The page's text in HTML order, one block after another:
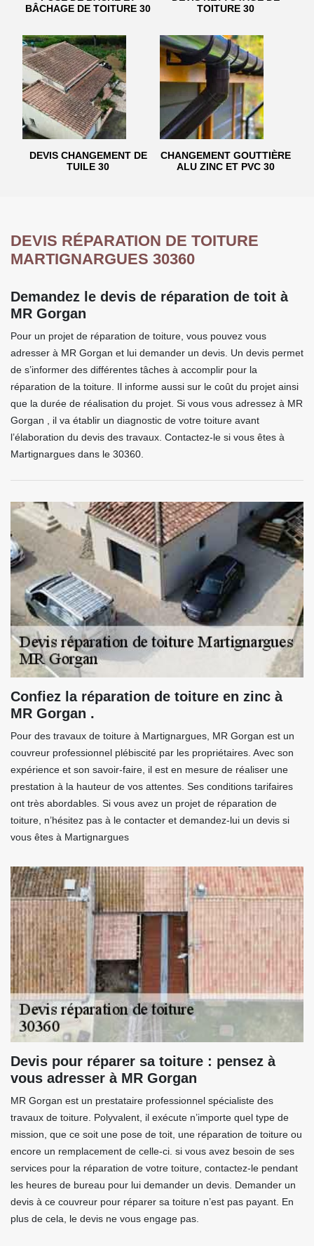
BÂCHAGE DE TOITURE 30
TOITURE 30
DEVIS CHANGEMENT DE
TUILE 30
CHANGEMENT GOUTTIÈRE
ALU ZINC ET PVC 30
DEVIS RÉPARATION DE TOITURE
MARTIGNARGUES 30360
Demandez le devis de réparation de toit à
MR Gorgan
Pour un projet de réparation de toiture, vous pouvez vous
adresser à MR Gorgan et lui demander un devis. Un devis permet
de s’informer des différentes tâches à accomplir pour la
réparation de la toiture. Il informe aussi sur le coût du projet ainsi
que la durée de réalisation du projet. Si vous vous adressez à MR
Gorgan , il va établir un diagnostic de votre toiture avant
l’élaboration du devis des travaux. Contactez-le si vous êtes à
Martignargues dans le 30360.
Confiez la réparation de toiture en zinc à
MR Gorgan .
Pour des travaux de toiture à Martignargues, MR Gorgan est un
couvreur professionnel plébiscité par les propriétaires. Avec son
expérience et son savoir-faire, il est en mesure de réaliser une
prestation à la hauteur de vos attentes. Ses conditions tarifaires
ont très abordables. Si vous avez un projet de réparation de
toiture, n’hésitez pas à le contacter et demandez-lui un devis si
vous êtes à Martignargues
Devis pour réparer sa toiture : pensez à
vous adresser à MR Gorgan
MR Gorgan est un prestataire professionnel spécialiste des
travaux de toiture. Polyvalent, il exécute n’importe quel type de
mission, que ce soit une pose de toit, une réparation de toiture ou
encore un remplacement de celle-ci. si vous avez besoin de ses
services pour la réparation de votre toiture, contactez-le pendant
les heures de bureau pour lui demander un devis. Demander un
devis à ce couvreur pour réparer sa toiture n’est pas payant. En
plus de cela, le devis ne vous engage pas.